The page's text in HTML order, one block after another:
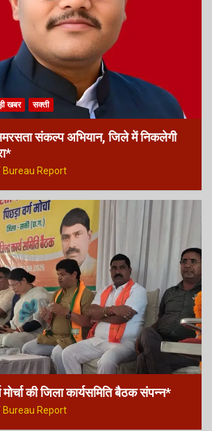
खबर सक्ती
संकल्प अभियान, जिले में निकलेगी
Bureau Report
मोर्चा की जिला कार्यसमिति बैठक संपन्न*
Bureau Report